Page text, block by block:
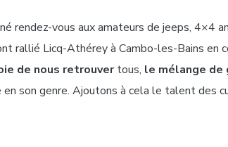
rendez-vous aux amateurs de jeeps, 4×4
rallié Licq-Athérey à Cambo-les-Bains
de nous retrouvertous, le mélange de
son genre. Ajoutons à cela le talent des